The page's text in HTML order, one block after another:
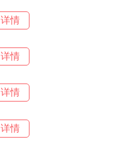
详情
详情
详情
详情